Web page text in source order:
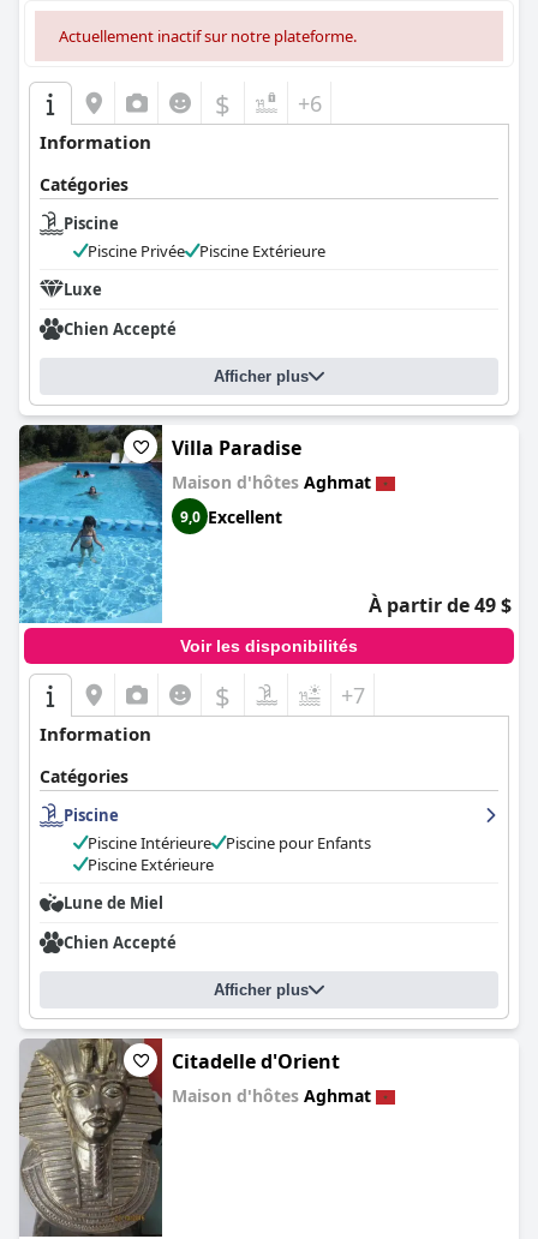
Actuellement inactif sur notre plateforme.
$ +6
Information
Catégories
Piscine
Piscine Privée
Piscine Extérieure
Luxe
Chien Accepté
Afficher plus
Villa Paradise
Maison d'hôtes Aghmat
9,0 Excellent
À partir de 49 $
Voir les disponibilités
$ +7
Information
Catégories
Piscine
Piscine Intérieure
Piscine pour Enfants
Piscine Extérieure
Lune de Miel
Chien Accepté
Afficher plus
Citadelle d'Orient
Maison d'hôtes Aghmat